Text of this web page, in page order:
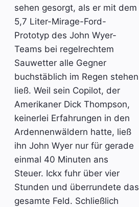
sehen gesorgt, als er mit dem
5,7 Liter-Mirage-Ford-
Prototyp des John Wyer-
Teams bei regelrechtem
Sauwetter alle Gegner
buchstäblich im Regen stehen
ließ. Weil sein Copilot, der
Amerikaner Dick Thompson,
keinerlei Erfahrungen in den
Ardennenwäldern hatte, ließ
ihn John Wyer nur für gerade
einmal 40 Minuten ans
Steuer. Ickx fuhr über vier
Stunden und überrundete das
gesamte Feld. Schließlich